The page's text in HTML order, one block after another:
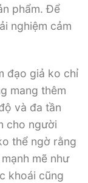
phẩm. Để
nghiệm cảm
đạo giả ko chỉ
mang thêm
và đa tần
cho người
thể ngờ rằng
mẽ như
khoái cũng